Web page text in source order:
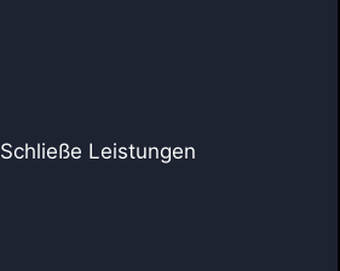
Schließe Leistungen